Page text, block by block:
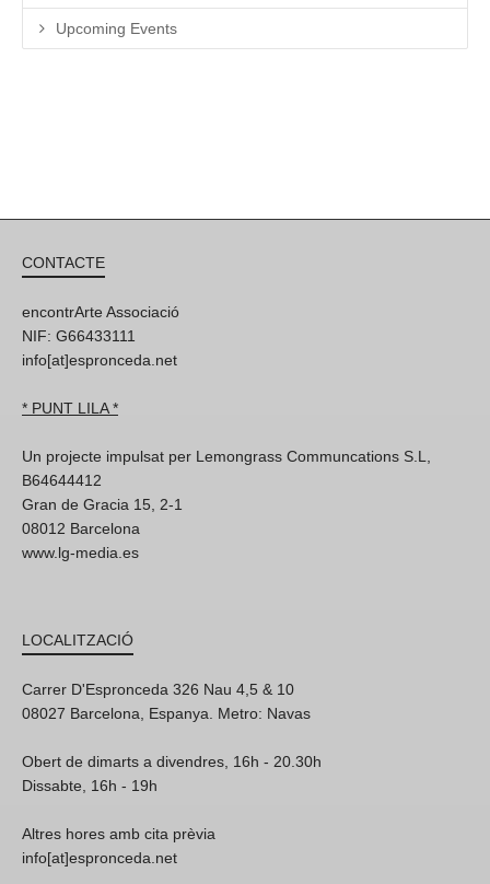
Upcoming Events
CONTACTE
encontrArte Associació
NIF: G66433111
info[at]espronceda.net
* PUNT LILA *
Un projecte impulsat per Lemongrass Communcations S.L,
B64644412
Gran de Gracia 15, 2-1
08012 Barcelona
www.lg-media.es
LOCALITZACIÓ
Carrer D'Espronceda 326 Nau 4,5 & 10
08027 Barcelona, Espanya. Metro: Navas
Obert de dimarts a divendres, 16h - 20.30h
Dissabte, 16h - 19h
Altres hores amb cita prèvia
info[at]espronceda.net